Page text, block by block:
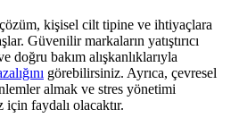
kişisel cilt tipine ve ihtiyaçlara
Güvenilir markaların yatıştırıcı
doğru bakım alışkanlıklarıyla
görebilirsiniz. Ayrıca, çevresel
almak ve stres yönetimi
için faydalı olacaktır.